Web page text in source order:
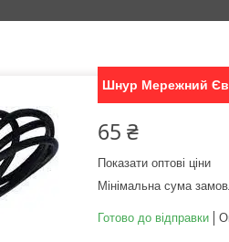
Шнур Мережний
65 ₴
Показати оптові ціни
Мінімальна сума
Готово до відправки